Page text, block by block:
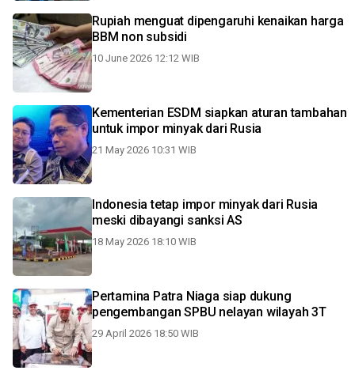
Rupiah menguat dipengaruhi kenaikan harga
BBM non subsidi
10 June 2026 12:12 WIB
Kementerian ESDM siapkan aturan tambahan
untuk impor minyak dari Rusia
21 May 2026 10:31 WIB
Indonesia tetap impor minyak dari Rusia
meski dibayangi sanksi AS
18 May 2026 18:10 WIB
Pertamina Patra Niaga siap dukung
pengembangan SPBU nelayan wilayah 3T
29 April 2026 18:50 WIB